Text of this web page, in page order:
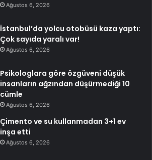
Ağustos 6, 2026
İstanbul’da yolcu otobüsü kaza yaptı:
Çok sayıda yaralı var!
Ağustos 6, 2026
Psikologlara göre özgüveni düşük
insanların ağzından düşürmediği 10
cümle
Ağustos 6, 2026
Çimento ve su kullanmadan 3+1 ev
inşa etti
Ağustos 6, 2026